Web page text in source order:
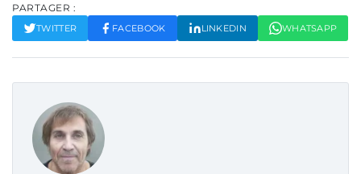
PARTAGER :
TWITTER FACEBOOK LINKEDIN WHATSAPP